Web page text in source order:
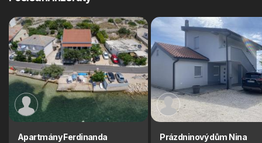
Apartmány Ferdinanda Prázdninový dům Nina